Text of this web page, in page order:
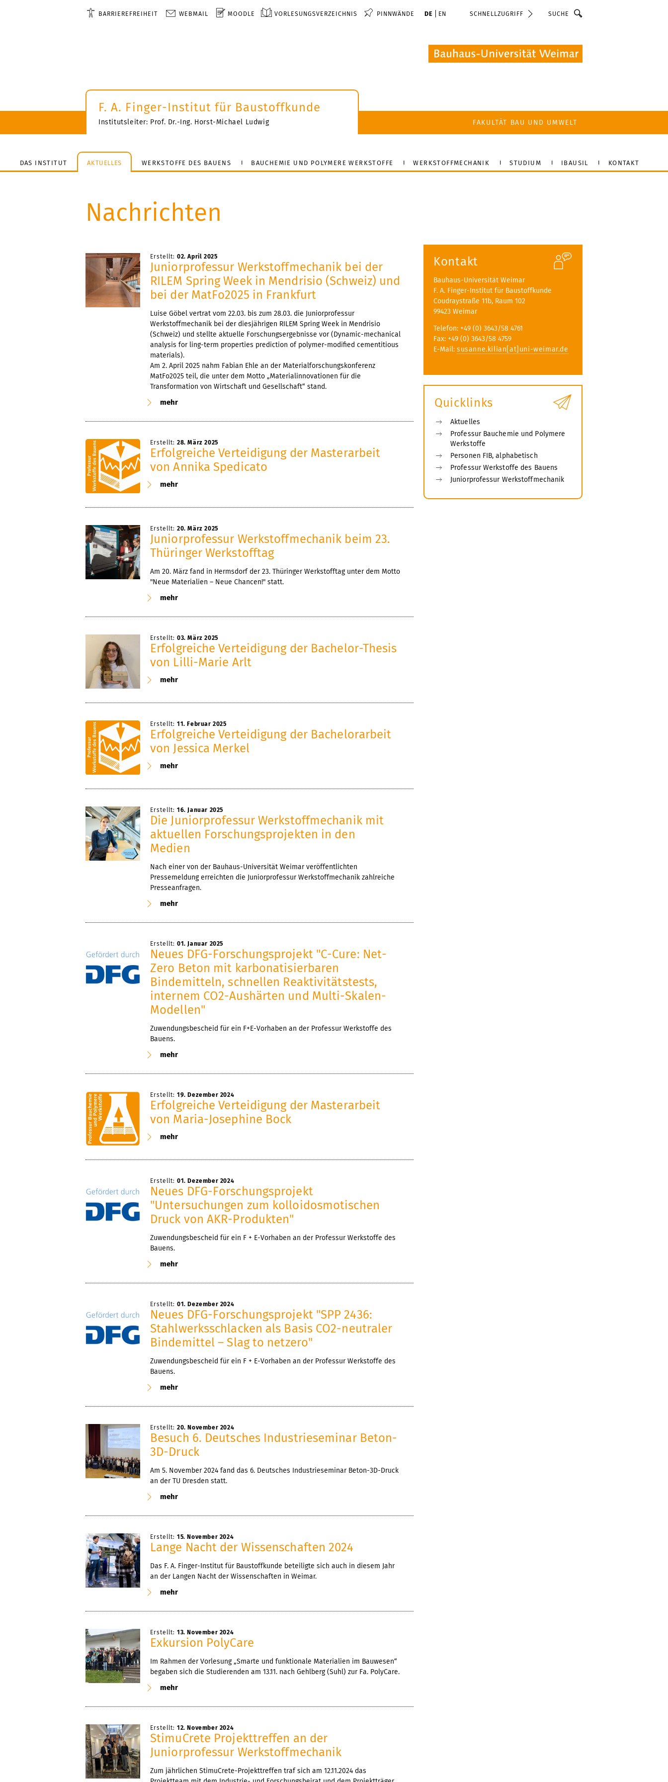
BARRIEREFREIHEIT WEBMAIL MOODLE VORLESUNGSVERZEICHNIS PINNWÄNDE DE EN SCHNELLZUGRIFF Suche
F. A. Finger-Institut für Baustoffkunde
Institutsleiter: Prof. Dr.-Ing. Horst-Michael Ludwig FAKULTÄT BAU UND UMWELT
DAS INSTITUT AKTUELLES WERKSTOFFE DES BAUENS BAUCHEMIE UND POLYMERE WERKSTOFFE WERKSTOFFMECHANIK STUDIUM IBAUSIL KONTAKT
Nachrichten
Erstellt: 02. April 2025
Juniorprofessur Werkstoffmechanik bei der
RILEM Spring Week in Mendrisio (Schweiz) und
bei der MatFo2025 in Frankfurt
Luise Göbel vertrat vom 22.03. bis zum 28.03. die Juniorprofessur
Werkstoffmechanik bei der diesjährigen RILEM Spring Week in Mendrisio
(Schweiz) und stellte aktuelle Forschungsergebnisse vor (Dynamic-mechanical
analysis for ling-term properties prediction of polymer-modified cementitious
materials).
Am 2. April 2025 nahm Fabian Ehle an der Materialforschungskonferenz
MatFo2025 teil, die unter dem Motto „Materialinnovationen für die
Transformation von Wirtschaft und Gesellschaft“ stand.
mehr
Erstellt: 28. März 2025
Erfolgreiche Verteidigung der Masterarbeit
von Annika Spedicato
mehr
Erstellt: 20. März 2025
Juniorprofessur Werkstoffmechanik beim 23.
Thüringer Werkstofftag
Am 20. März fand in Hermsdorf der 23. Thüringer Werkstofftag unter dem Motto
"Neue Materialien – Neue Chancen!" statt.
mehr
Erstellt: 03. März 2025
Erfolgreiche Verteidigung der Bachelor-Thesis
von Lilli-Marie Arlt
mehr
Erstellt: 11. Februar 2025
Erfolgreiche Verteidigung der Bachelorarbeit
von Jessica Merkel
mehr
Erstellt: 16. Januar 2025
Die Juniorprofessur Werkstoffmechanik mit
aktuellen Forschungsprojekten in den
Medien
Nach einer von der Bauhaus-Universität Weimar veröffentlichten
Pressemeldung erreichten die Juniorprofessur Werkstoffmechanik zahlreiche
Presseanfragen.
mehr
Erstellt: 01. Januar 2025
Neues DFG-Forschungsprojekt "C-Cure: Net-
Zero Beton mit karbonatisierbaren
Bindemitteln, schnellen Reaktivitätstests,
internem CO2-Aushärten und Multi-Skalen-
Modellen"
Zuwendungsbescheid für ein F+E-Vorhaben an der Professur Werkstoffe des
Bauens.
mehr
Erstellt: 19. Dezember 2024
Erfolgreiche Verteidigung der Masterarbeit
von Maria-Josephine Bock
mehr
Erstellt: 01. Dezember 2024
Neues DFG-Forschungsprojekt
"Untersuchungen zum kolloidosmotischen
Druck von AKR-Produkten"
Zuwendungsbescheid für ein F + E-Vorhaben an der Professur Werkstoffe des
Bauens.
mehr
Erstellt: 01. Dezember 2024
Neues DFG-Forschungsprojekt "SPP 2436:
Stahlwerksschlacken als Basis CO2-neutraler
Bindemittel – Slag to netzero"
Zuwendungsbescheid für ein F + E-Vorhaben an der Professur Werkstoffe des
Bauens.
mehr
Erstellt: 20. November 2024
Besuch 6. Deutsches Industrieseminar Beton-
3D-Druck
Am 5. November 2024 fand das 6. Deutsches Industrieseminar Beton-3D-Druck
an der TU Dresden statt.
mehr
Erstellt: 15. November 2024
Lange Nacht der Wissenschaften 2024
Das F. A. Finger-Institut für Baustoffkunde beteiligte sich auch in diesem Jahr
an der Langen Nacht der Wissenschaften in Weimar.
mehr
Erstellt: 13. November 2024
Exkursion PolyCare
Im Rahmen der Vorlesung „Smarte und funktionale Materialien im Bauwesen“
begaben sich die Studierenden am 13.11. nach Gehlberg (Suhl) zur Fa. PolyCare.
mehr
Erstellt: 12. November 2024
StimuCrete Projekttreffen an der
Juniorprofessur Werkstoffmechanik
Zum jährlichen StimuCrete-Projekttreffen traf sich am 12.11.2024 das
Kontakt
Bauhaus-Universität Weimar
F. A. Finger-Institut für Baustoffkunde
Coudraystraße 11b, Raum 102
99423 Weimar
Telefon: +49 (0) 3643/58 4761
Fax: +49 (0) 3643/58 4759
E-Mail: susanne.kilian[at]uni-weimar.de
Quicklinks
Aktuelles
Professur Bauchemie und Polymere
Werkstoffe
Personen FIB, alphabetisch
Professur Werkstoffe des Bauens
Juniorprofessur Werkstoffmechanik